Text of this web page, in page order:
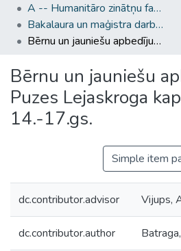
A -- Humanitāro zinātņu fakultāte / Faculty of Humanities
Bakalaura un maģistra darbi (HZF) / Bachelor's and Master's theses
Bērnu un jauniešu apbedījumi Puzes Lejaskroga kapsētā 14.-17.gs.
Bērnu un jauniešu
Puzes Lejaskroga
14.-17.gs.
Simple item
dc.contributor.advisor Vijups,
dc.contributor.author